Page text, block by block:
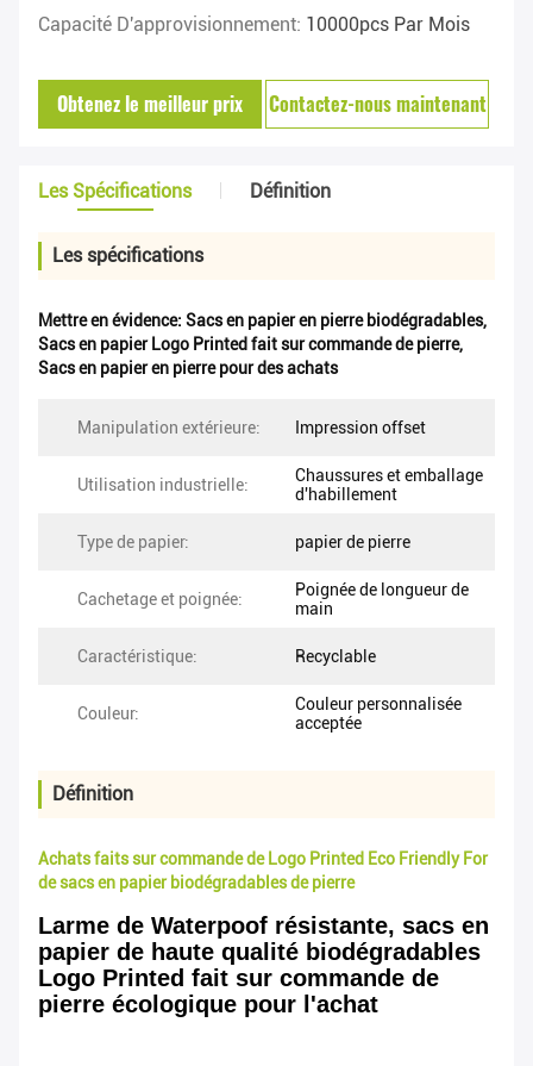
Capacité D'approvisionnement: 10000pcs Par Mois
Obtenez le meilleur prix Contactez-nous maintenant
Les Spécifications Définition
Les spécifications
Mettre en évidence: Sacs en papier en pierre biodégradables,
Sacs en papier Logo Printed fait sur commande de pierre,
Sacs en papier en pierre pour des achats
Manipulation extérieure: Impression offset
Utilisation industrielle:
Chaussures et emballage
d'habillement
Type de papier: papier de pierre
Cachetage et poignée:
Poignée de longueur de
main
Caractéristique: Recyclable
Couleur:
Couleur personnalisée
acceptée
Définition
Achats faits sur commande de Logo Printed Eco Friendly For
de sacs en papier biodégradables de pierre
Larme de Waterpoof résistante, sacs en
papier de haute qualité biodégradables
Logo Printed fait sur commande de
pierre écologique pour l'achat